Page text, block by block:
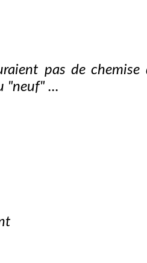
pas de chemise
"neuf" ...